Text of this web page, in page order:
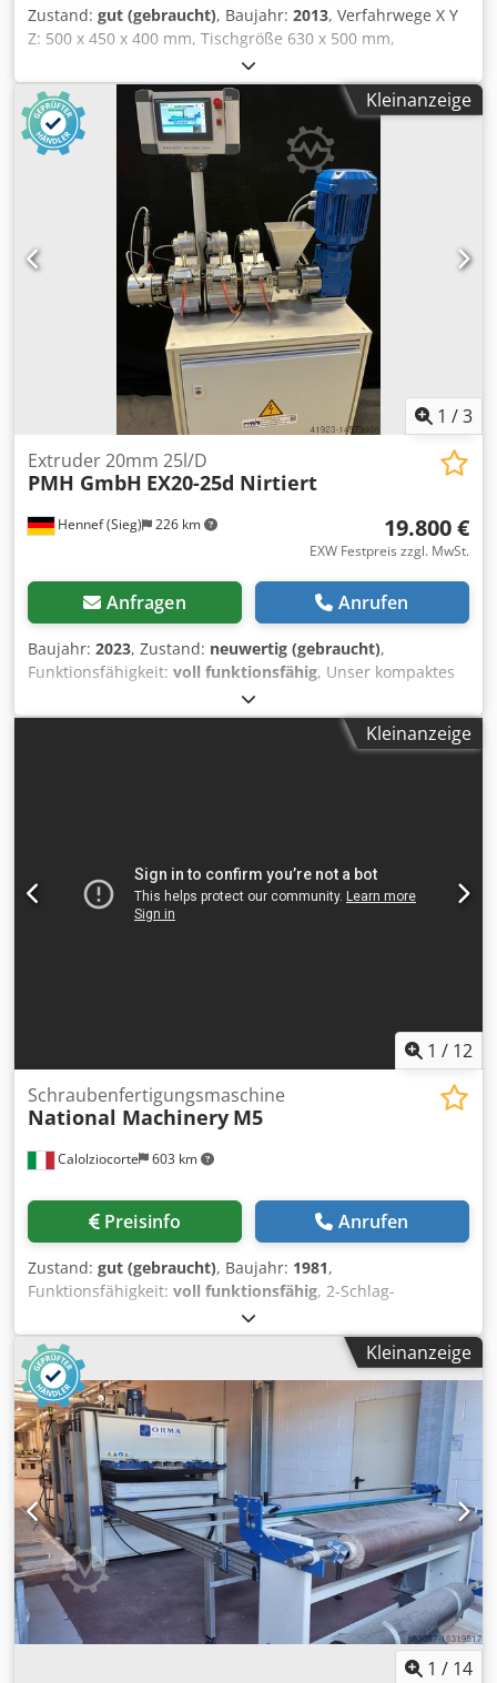
Edelstähle, Werkzeugstähle, Alumi- nium-, Nickelbasis-,
Kobalt-Chrom-, Kupfer-, Titan oder Edelmetall-
Legierungen. Aufbaurate6 cm3/h 5 - 60 Schichtdicke7 μm
20 - 150 Laserquelle (TRUMPF Faserlaser) W 500
Strahldurchmesser μm 100 - 500 O2-Konzentration ppm
100 Belichtungsgeschwindigkeit (Pulverbett) m/s 3
Monitoring - Condition Monitoring, Performance Monito-
ring. Option: Powder Bed Monitoring. Vorheizung
(Substratplatte) ° C 200 Dodpfxszpvume Abvjkr Schutzgas -
Stickstoff, Argon Stromversorgung V / A / Hz 400 - 32 -
50/60 Abmessungen (inkl. Filter) mm 3385 x 1435 x 2225
Gewicht (inkl. Filter) kg 4300 Änderungen vorbehalten.
Maßgeblich sind die Angaben in unserem Angebot und
unserer Auftragsbestätigung. Technische Daten TruPrint
Zustand: gut (gebraucht), Baujahr: 2013, Verfahrwege X Y
Z: 500 x 450 x 400 mm, Tischgröße 630 x 500 mm,
Tischbelastung 200 kg, B-Achse -5/+110 Grad, C-Achse 360°
(0,001 Grad), Spindeldrehzahl 12.000 U/min,
Spindelaufnahme ISO 40, 30-fach Werkzeugwechsler,
Siemens 840D Steuerung, Späneförderer. Dkodpfxozicmpo
Abvjr
Kleinanzeige
1 /3
Hennef (Sieg) 226 km
Extruder 20mm 25l/D
PMH GmbH EX20-25d Nirtiert
19.800 €
EXW Festpreis zzgl. MwSt.
Anfragen Anrufen
Baujahr: 2023, Zustand: neuwertig (gebraucht),
Funktionsfähigkeit: voll funktionsfähig, Unser kompaktes
Extruder Modell EX20-25d Hersteller: PMH GmbH Dkjdpfx
Absq R Tkwover Schneckendurchmesser [mm] 20
Schneckenlänge [L/D] 25 Schneckendrehzahl [min-1] 10-
[W] 1200W Anzahl Heizbänder 3 Max. Ausstoß ca. 5kg/h
Max. Verarbeitungstemperatur [°C] 300
Kleinanzeige
1 / 12
Calolziocorte 603 km
Schraubenfertigungsmaschine
National Machinery M5
Preisinfo Anrufen
Zustand: gut (gebraucht), Baujahr: 1981,
Funktionsfähigkeit: voll funktionsfähig, 2-Schlag-
Kaltstauchmaschine NATIONAL M5 Für die Produktion von
teilgestanzten Teilen Voll funktionsfähig Frisch
generalüberholt! Neue Elektrik. Anzahl der Matrizen: 1
Teile pro Minute: 300 Nietlänge: 20 mm Max.
Stanz-/Durchziehtiefe: 5 mm Abschneidedurchmesser: 5
mm Stellfläche (Breite): 1.300 mm Djdpfx Astxni Nobvskr
Stellfläche (Länge): 2.690 mm Leistung Hauptmotor: 7,5 kW
Nettogewicht: 3.100 kg Bruttogewicht: 3.700 kg
Kleinanzeige
1 / 14